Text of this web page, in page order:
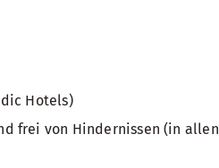
Hotels)
frei von Hindernissen (in allen